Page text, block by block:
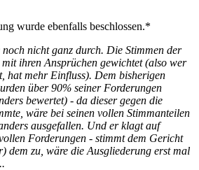
wurde ebenfalls beschlossen.*
nicht ganz durch. Die Stimmen der
ihren Ansprüchen gewichtet (also wer
hat mehr Einfluss). Dem bisherigen
über 90% seiner Forderungen
bewertet) - da dieser gegen die
wäre bei seinen vollen Stimmanteilen
ausgefallen. Und er klagt auf
Forderungen - stimmt dem Gericht
dem zu, wäre die Ausgliederung erst mal